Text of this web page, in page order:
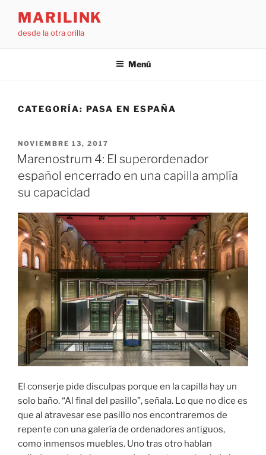
contenido
MARILINK
desde la otra orilla
Menú
CATEGORÍA: PASA EN ESPAÑA
PUBLICADO
EL
NOVIEMBRE 13, 2017
Marenostrum 4: El superordenador
español encerrado en una capilla amplía
su capacidad
El conserje pide disculpas porque en la capilla hay un
solo baño. “Al final del pasillo”, señala. Lo que no dice es
que al atravesar ese pasillo nos encontraremos de
repente con una galería de ordenadores antiguos,
como inmensos muebles. Uno tras otro hablan